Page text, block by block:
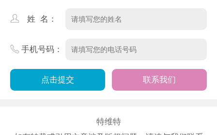
姓 名：
手机号码：
联系我们
特维特